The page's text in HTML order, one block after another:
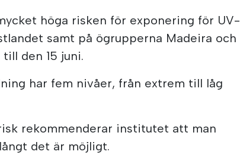
höga risken för exponering för UV-
samt på ögrupperna Madeira och
den 15 juni.
har fem nivåer, från extrem till låg
rekommenderar institutet att man
det är möjligt.